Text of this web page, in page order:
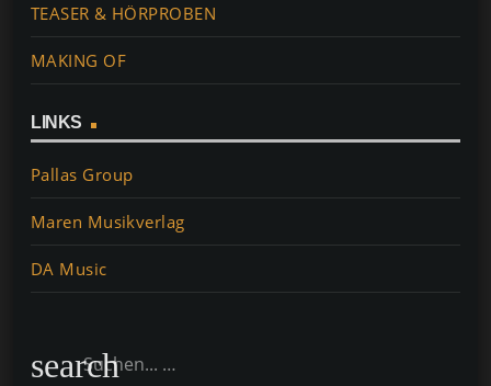
TEASER & HÖRPROBEN
MAKING OF
LINKS
Pallas Group
Maren Musikverlag
DA Music
search